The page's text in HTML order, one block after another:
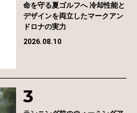
命を守る夏ゴルフへ 冷却性能と
デザインを両立したマークアン
ドロナの実力
2026.08.10